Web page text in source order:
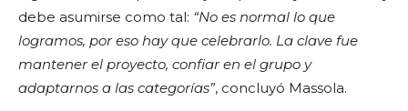
debe asumirse como tal: “No es normal lo que
logramos, por eso hay que celebrarlo. La clave fue
mantener el proyecto, confiar en el grupo y
adaptarnos a las categorías”, concluyó Massola.